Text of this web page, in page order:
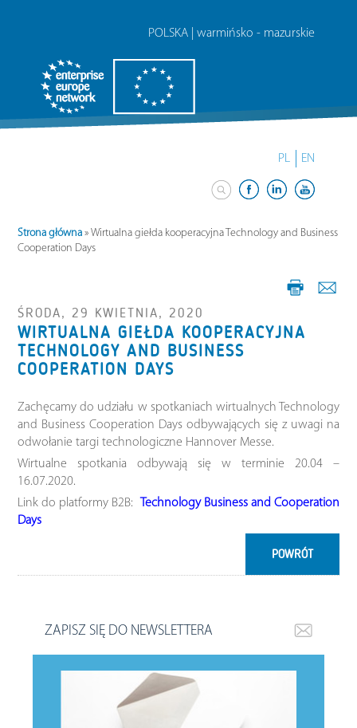
POLSKA | warmińsko - mazurskie
PL EN
Strona główna »Wirtualna giełda kooperacyjna Technology and Business
Cooperation Days
ŚRODA, 29 KWIETNIA, 2020
WIRTUALNA GIEŁDA KOOPERACYJNA
TECHNOLOGY AND BUSINESS
COOPERATION DAYS
Zachęcamy do udziału w spotkaniach wirtualnych Technology
and Business Cooperation Days odbywających się z uwagi na
odwołanie targi technologiczne Hannover Messe.
Wirtualne spotkania odbywają się w terminie 20.04 –
16.07.2020.
Link do platformy B2B:
Technology Business and Cooperation
Days
POWRÓT
ZAPISZ SIĘ DO NEWSLETTERA